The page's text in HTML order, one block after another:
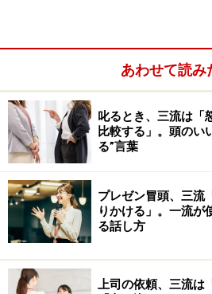
あわせて読み
叱るとき、三流は「
比較する」。頭のい
る”言葉
プレゼン冒頭、三流
りかける」。一流が
る話し方
上司の依頼、三流は